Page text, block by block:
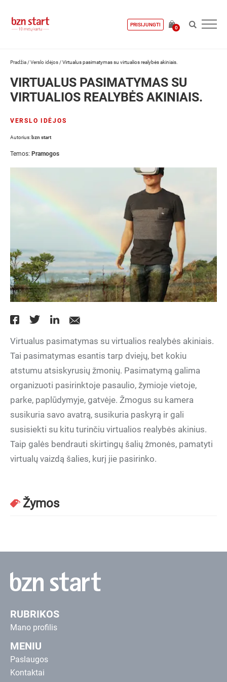
PRISIJUNGTI
0
Pradžia /Verslo idėjos /Virtualus pasimatymas su virtualios realybės akiniais.
VIRTUALUS PASIMATYMAS SU
VIRTUALIOS REALYBĖS AKINIAIS.
VERSLO IDĖJOS
Autorius: bzn start
Temos: Pramogos
Virtualus pasimatymas su virtualios realybės akiniais.
Tai pasimatymas esantis tarp dviejų, bet kokiu
atstumu atsiskyrusių žmonių. Pasimatymą galima
organizuoti pasirinktoje pasaulio, žymioje vietoje,
parke, paplūdymyje, gatvėje. Žmogus su kamera
susikuria savo avatrą, susikuria paskyrą ir gali
susisiekti su kitu turinčiu virtualios realybės akinius.
Taip galės bendrauti skirtingų šalių žmonės, pamatyti
virtualų vaizdą šalies, kurį jie pasirinko.
Žymos
RUBRIKOS
Mano profilis
MENIU
Paslaugos
Kontaktai